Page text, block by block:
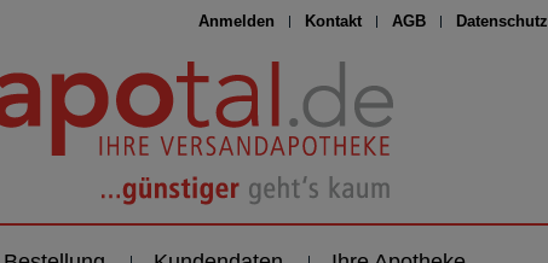
Anmelden Kontakt AGB Datenschutz